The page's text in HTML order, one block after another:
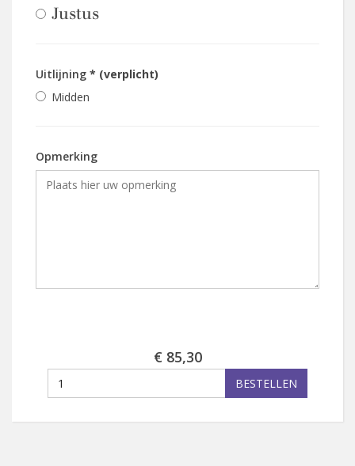
Justus
Uitlijning * (verplicht)
Midden
Opmerking
€ 85,30
BESTELLEN